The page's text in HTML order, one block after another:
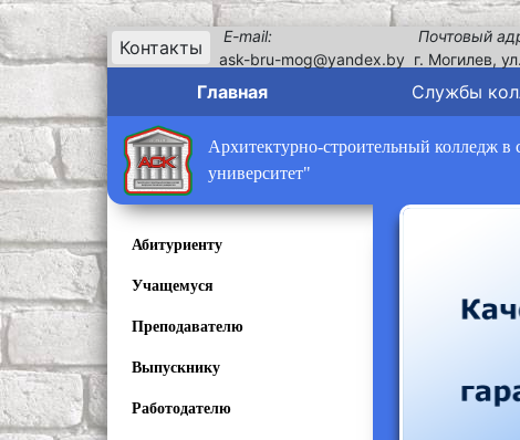
Контакты
E-mail:
ask-bru-mog@yandex.by
Почтовый
г. Могилев,
Главная Службы
Архитектурно-строительный колледж в
университет"
Абитуриенту
Учащемуся
Преподавателю
Выпускнику
Работодателю